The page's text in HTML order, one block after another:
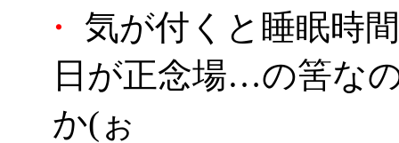
・
気が付くと睡眠時
日が正念場…の筈な
か(ぉ